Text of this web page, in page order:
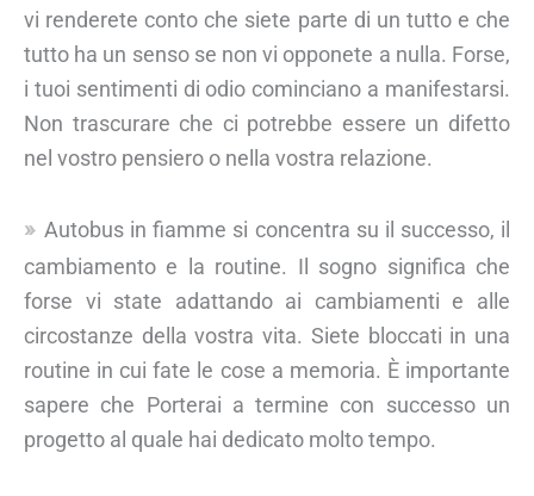
vi renderete conto che siete parte di un tutto e che
tutto ha un senso se non vi opponete a nulla. Forse,
i tuoi sentimenti di odio cominciano a manifestarsi.
Non trascurare che ci potrebbe essere un difetto
nel vostro pensiero o nella vostra relazione.
Autobus in fiamme si concentra su il successo, il
cambiamento e la routine. Il sogno significa che
forse vi state adattando ai cambiamenti e alle
circostanze della vostra vita. Siete bloccati in una
routine in cui fate le cose a memoria. È importante
sapere che Porterai a termine con successo un
progetto al quale hai dedicato molto tempo.